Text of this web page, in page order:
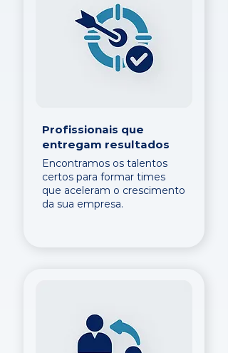
Profissionais que
entregam resultados
Encontramos os talentos
certos para formar times
que aceleram o crescimento
da sua empresa.